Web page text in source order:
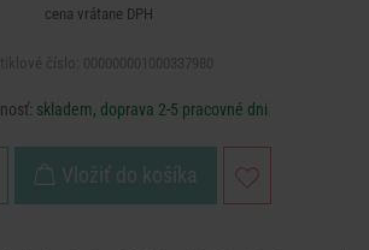
cena vrátane DPH
skladem, doprava 2-5 pracovné dni
Vložiť do košíka